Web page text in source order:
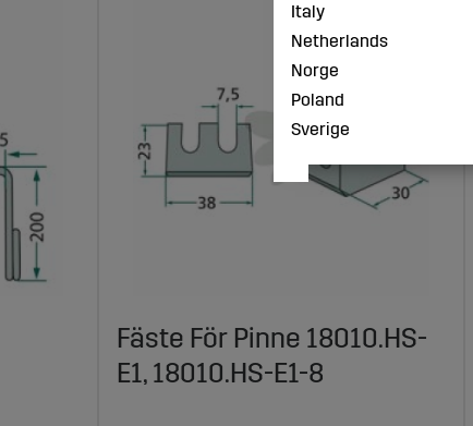
Fäste För Pinne 18010.HS-
E1, 18010.HS-E1-8
Italy
Netherlands
Norge
Poland
Sverige